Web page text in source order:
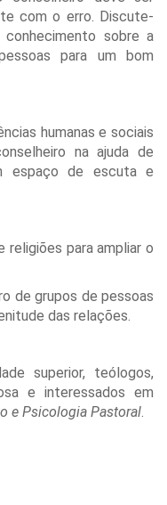
com o erro. Discute-
sobre a
para um bom
humanas e sociais
na ajuda de
espaço de escuta e
religiões para ampliar o
de grupos de pessoas
das relações.
superior, teólogos,
e interessados em
e Psicologia Pastoral